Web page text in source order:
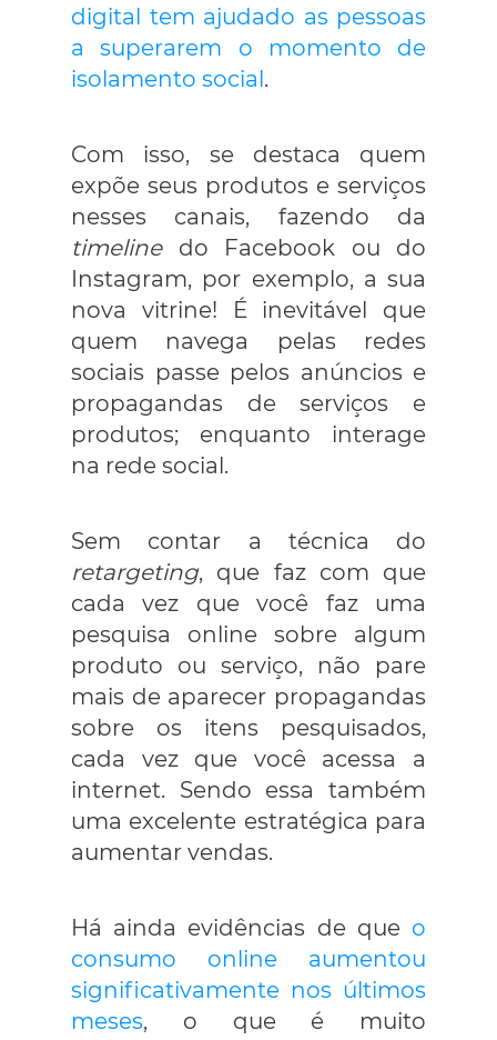
digital tem ajudado as pessoas
a superarem o momento de
isolamento social.
Com isso, se destaca quem
expõe seus produtos e serviços
nesses canais, fazendo da
timelinedo Facebook ou do
Instagram, por exemplo, a sua
nova vitrine! É inevitável que
quem navega pelas redes
sociais passe pelos anúncios e
propagandas de serviços e
produtos; enquanto interage
na rede social.
Sem contar a técnica do
retargeting, que faz com que
cada vez que você faz uma
pesquisa online sobre algum
produto ou serviço, não pare
mais de aparecer propagandas
sobre os itens pesquisados,
cada vez que você acessa a
internet. Sendo essa também
uma excelente estratégica para
aumentar vendas.
Há ainda evidências de que o
consumo online aumentou
significativamente nos últimos
meses, o que é muito